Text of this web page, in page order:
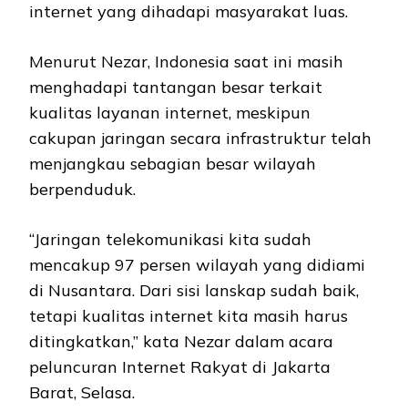
internet yang dihadapi masyarakat luas.
Menurut Nezar, Indonesia saat ini masih
menghadapi tantangan besar terkait
kualitas layanan internet, meskipun
cakupan jaringan secara infrastruktur telah
menjangkau sebagian besar wilayah
berpenduduk.
“Jaringan telekomunikasi kita sudah
mencakup 97 persen wilayah yang didiami
di Nusantara. Dari sisi lanskap sudah baik,
tetapi kualitas internet kita masih harus
ditingkatkan,” kata Nezar dalam acara
peluncuran Internet Rakyat di Jakarta
Barat, Selasa.